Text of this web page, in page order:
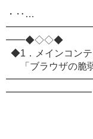
・‥…
━━◆◇◇◆
◆1．メインコン
「ブラウザの脆弱
━━━━━━━━━